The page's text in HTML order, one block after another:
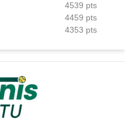
4539 pts
4459 pts
4353 pts